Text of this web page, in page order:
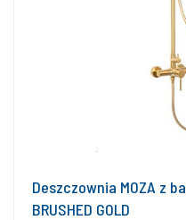
Deszczownia MOZA z
BRUSHED GOLD